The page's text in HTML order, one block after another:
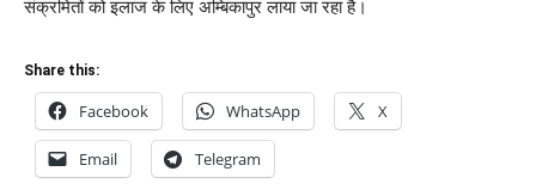
संक्रमितों को इलाज के लिए अम्बिकापुर लाया जा रहा है।
Share this:
Facebook WhatsApp X
Email Telegram